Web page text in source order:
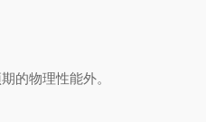
的物理性能外。